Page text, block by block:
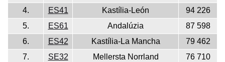
4.
ES41 Kastília-León
94 226
5.
ES61 Andalúzia
87 598
6.
ES42 Kastília-La Mancha
79 462
7.
SE32 Mellersta Norrland
76 710